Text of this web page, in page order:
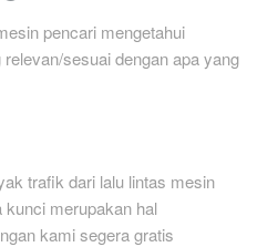
pencari mengetahui
sesuai dengan apa yang
trafik dari lalu lintas mesin
merupakan hal
kami segera gratis